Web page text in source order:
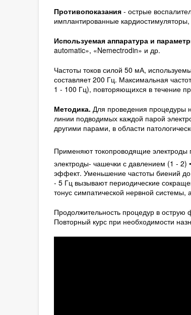
Противопоказания - острые
имплантированные
Используемая аппаратура и
automatic», «Nemectrodin» и др.
Частоты токов силой 50 мА,
составляет 200 Гц. Максимальная
1 - 100 Гц), повторяю­щихся в течение
Методика. Для проведения процедуры
линии подводимых каждой парой
другими парами, в об­ласти
Применяют токопроводящие
электроды- чашечки с давлением (1 - 2)
эффект. Уменьшение частоты биений
- 5 Гц вызывают периодические
тонус симпатической нервной
Продолжительность процедур в острую
Повторный курс при необходимости